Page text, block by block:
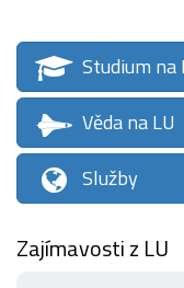
Studium na
Věda na LU
Služby
Zajímavosti z LU